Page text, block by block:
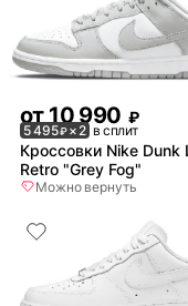
от 10 990 ₽
5 495₽× 2 в сплит
Кроссовки Nike Dunk
Retro "Grey Fog"
Можно вернуть